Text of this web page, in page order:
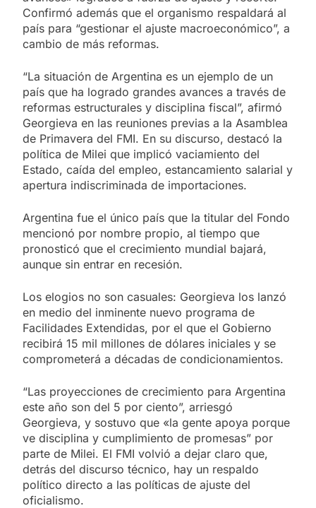
Confirmó además que el organismo respaldará al
país para “gestionar el ajuste macroeconómico”, a
cambio de más reformas.
“La situación de Argentina es un ejemplo de un
país que ha logrado grandes avances a través de
reformas estructurales y disciplina fiscal”, afirmó
Georgieva en las reuniones previas a la Asamblea
de Primavera del FMI. En su discurso, destacó la
política de Milei que implicó vaciamiento del
Estado, caída del empleo, estancamiento salarial y
apertura indiscriminada de importaciones.
Argentina fue el único país que la titular del Fondo
mencionó por nombre propio, al tiempo que
pronosticó que el crecimiento mundial bajará,
aunque sin entrar en recesión.
Los elogios no son casuales: Georgieva los lanzó
en medio del inminente nuevo programa de
Facilidades Extendidas, por el que el Gobierno
recibirá 15 mil millones de dólares iniciales y se
comprometerá a décadas de condicionamientos.
“Las proyecciones de crecimiento para Argentina
este año son del 5 por ciento”, arriesgó
Georgieva, y sostuvo que «la gente apoya porque
ve disciplina y cumplimiento de promesas” por
parte de Milei. El FMI volvió a dejar claro que,
detrás del discurso técnico, hay un respaldo
político directo a las políticas de ajuste del
oficialismo.